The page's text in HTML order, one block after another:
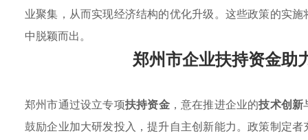
业聚集，从而实现经济结构的优化升级。这些政策的实
中脱颖而出。
郑州市企业扶持资金助
郑州市通过设立专项扶持资金，意在推进企业的技术创新
鼓励企业加大研发投入，提升自主创新能力。政策制定